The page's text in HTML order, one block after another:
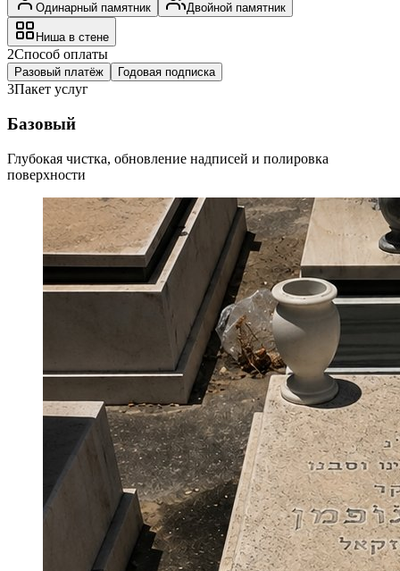
Одинарный памятник Двойной памятник
Ниша в стене
2Способ оплаты
Разовый платёж Годовая подписка
3Пакет услуг
Базовый
Глубокая чистка, обновление надписей и полировка
поверхности